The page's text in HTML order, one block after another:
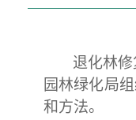
退化林
园林绿化局
和方法。